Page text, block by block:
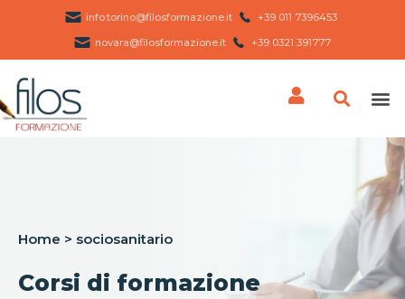
info.torino@filosformazione.it
+39 011 7396453 ​
novara@filosformazione.it
+39 0321 391777
Home > sociosanitario
Corsi di formazione